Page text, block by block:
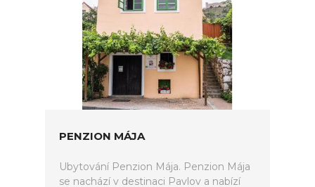
PENZION MÁJA
Ubytování Penzion Mája. Penzion Mája
se nachází v destinaci Pavlov a nabízí